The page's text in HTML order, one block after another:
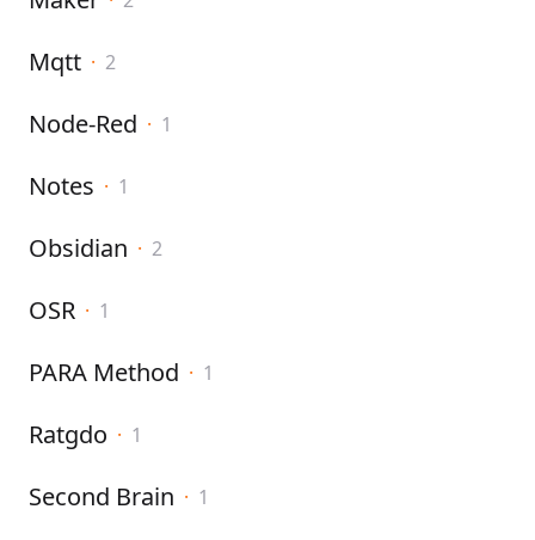
Mqtt · 2
Node-Red · 1
Notes · 1
Obsidian · 2
OSR · 1
PARA Method · 1
Ratgdo · 1
Second Brain · 1